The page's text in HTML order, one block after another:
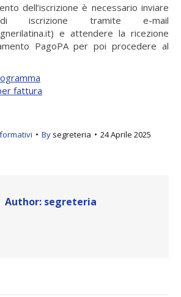
dell’iscrizione è necessario inviare
iscrizione tramite e-mail
e attendere la ricezione
PagoPA per poi procedere al
fattura
By segreteria 24 Aprile 2025
Author: segreteria